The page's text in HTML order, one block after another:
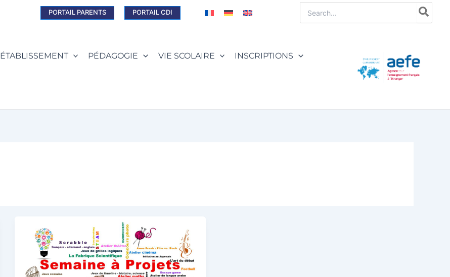
PORTAIL PARENTS PORTAIL CDI
ÉTABLISSEMENT PÉDAGOGIE VIE SCOLAIRE INSCRIPTIONS